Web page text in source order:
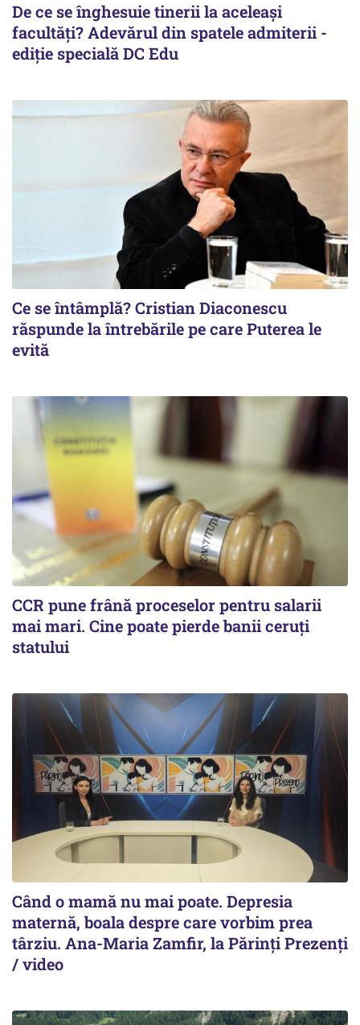
De ce se înghesuie tinerii la aceleași
facultăți? Adevărul din spatele admiterii -
ediție specială DC Edu
Ce se întâmplă? Cristian Diaconescu
răspunde la întrebările pe care Puterea le
evită
CCR pune frână proceselor pentru salarii
mai mari. Cine poate pierde banii ceruți
statului
Când o mamă nu mai poate. Depresia
maternă, boala despre care vorbim prea
târziu. Ana-Maria Zamfir, la Părinți Prezenți
/ video